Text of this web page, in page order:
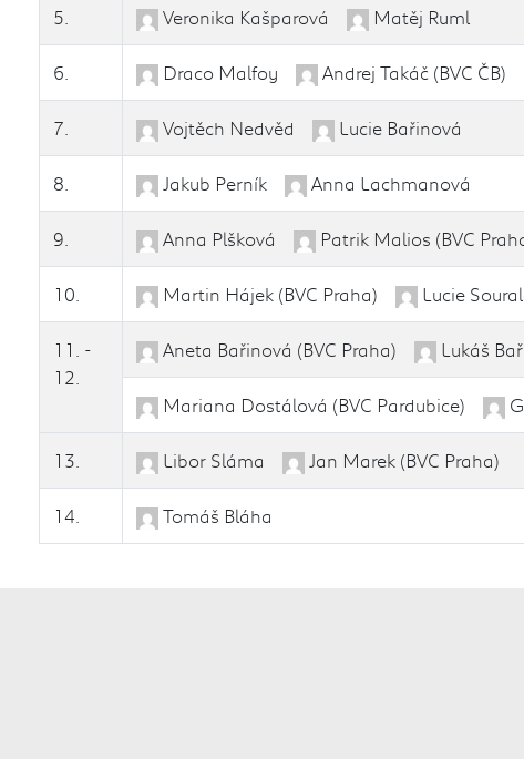
5. Veronika Kašparová Matěj Ruml
6. Draco Malfoy Andrej Takáč (BVC ČB)
7. Vojtěch Nedvěd Lucie Bařinová
8. Jakub Perník Anna Lachmanová
9. Anna Plšková Patrik Malios (BVC
10. Martin Hájek (BVC Praha) Lucie
11. -
12.
Aneta Bařinová (BVC Praha) Lukáš
Mariana Dostálová (BVC Pardubice)
13. Libor Sláma Jan Marek (BVC Praha)
14. Tomáš Bláha